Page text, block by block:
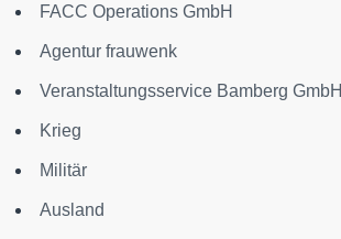
FACC Operations GmbH
Agentur frauwenk
Veranstaltungsservice Bamberg GmbH
Krieg
Militär
Ausland